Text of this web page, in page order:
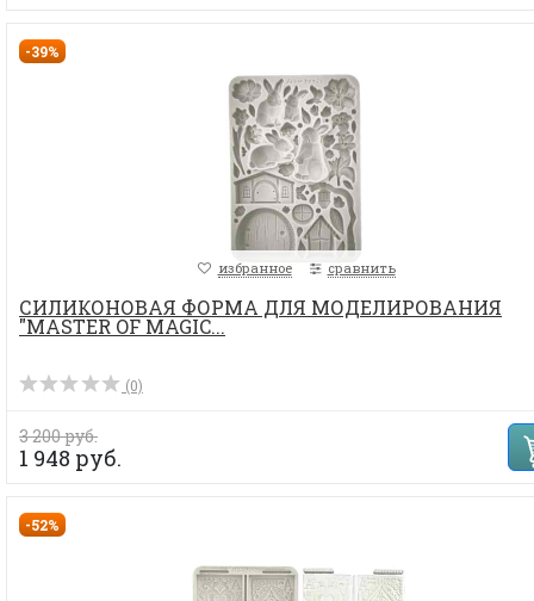
-39%
избранное сравнить
СИЛИКОНОВАЯ ФОРМА ДЛЯ МОДЕЛИРОВАНИЯ
"MASTER OF MAGIC...
(0)
3 200 руб.
1 948 руб.
-52%